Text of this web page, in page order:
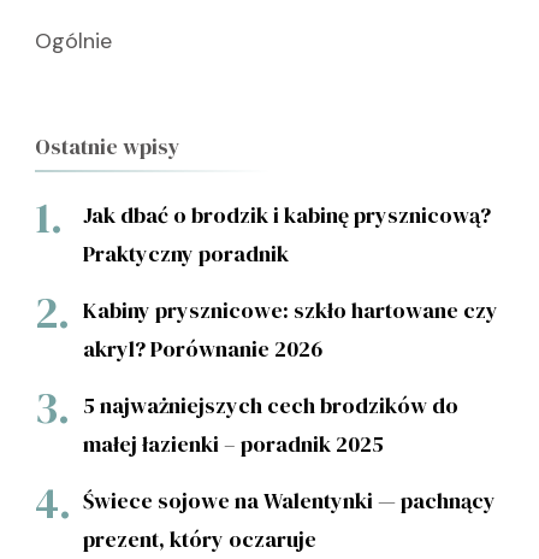
Ogólnie
Ostatnie wpisy
Jak dbać o brodzik i kabinę prysznicową?
Praktyczny poradnik
Kabiny prysznicowe: szkło hartowane czy
akryl? Porównanie 2026
5 najważniejszych cech brodzików do
małej łazienki – poradnik 2025
Świece sojowe na Walentynki — pachnący
prezent, który oczaruje